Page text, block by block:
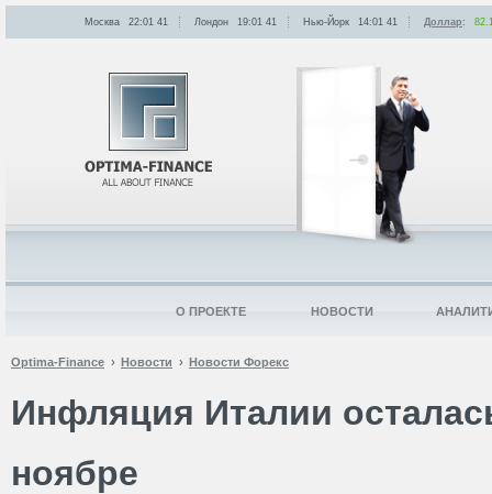
Optima-Finance Новости Новости Форекс
Инфляция Италии
ноябре
Москва 22:01 41 Лондон 19:01 41 Нью-Йорк 14:01 41 Доллар:
О ПРОЕКТЕ НОВОСТИ